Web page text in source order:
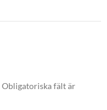
Obligatoriska fält är